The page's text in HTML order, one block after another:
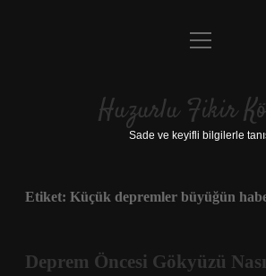
Anasayfa
Yasal Uyarı
menüyü
Huzurlu Fikir
Sade ve keyifli bilgilerle
Etiket: Küçük depremler büyüğün
Deprem Öncesi Gökyüzü